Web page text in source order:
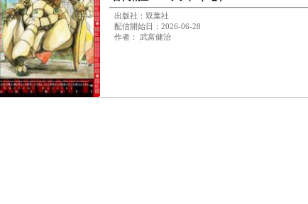
出版社：双葉社
配信開始日：2026-06-28
作者： 武富健治